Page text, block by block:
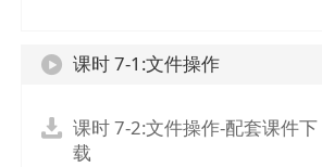
课时 7-1:文件操作
课时 7-2:文件操作-配套课件下
载